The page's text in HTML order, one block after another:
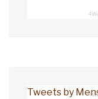
Tweets by